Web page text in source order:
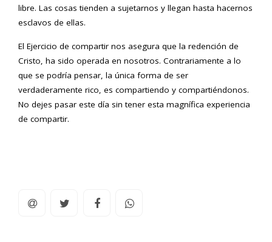
libre. Las cosas tienden a sujetarnos y llegan hasta hacernos
esclavos de ellas.
El Ejercicio de compartir nos asegura que la redención de
Cristo, ha sido operada en nosotros. Contrariamente a lo
que se podría pensar, la única forma de ser
verdaderamente rico, es compartiendo y compartiéndonos.
No dejes pasar este día sin tener esta magnífica experiencia
de compartir.